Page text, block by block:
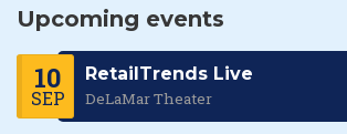
Upcoming events
10
SEP
RetailTrends Live
DeLaMar Theater